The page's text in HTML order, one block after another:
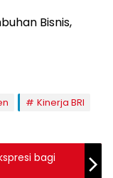
Bisnis,
Kinerja BRI
bagi